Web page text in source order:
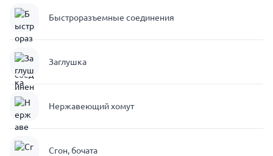
Быстроразъемные соединения
Заглушка
Нержавеющий хомут
Сгон, бочата